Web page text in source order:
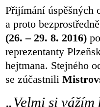
Přijímání úspěšných
a proto
(26. – 29. 8. 2016)
reprezentanty
hejtmana. Stejného
se zúčastnili
„Velmi si